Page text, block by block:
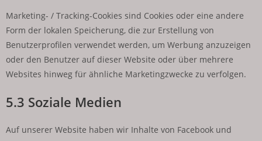
Marketing- / Tracking-Cookies sind Cookies oder eine andere
Form der lokalen Speicherung, die zur Erstellung von
Benutzerprofilen verwendet werden, um Werbung anzuzeigen
oder den Benutzer auf dieser Website oder über mehrere
Websites hinweg für ähnliche Marketingzwecke zu verfolgen.
5.3 Soziale Medien
Auf unserer Website haben wir Inhalte von Facebook und